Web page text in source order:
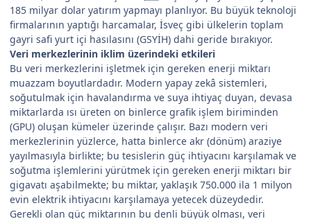
185 milyar dolar yatırım yapmayı planlıyor. Bu büyük teknoloji
firmalarının yaptığı harcamalar, İsveç gibi ülkelerin toplam
gayri safi yurt içi hasılasını (GSYİH) dahi geride bırakıyor.
Veri merkezlerinin iklim üzerindeki etkileri
Bu veri merkezlerini işletmek için gereken enerji miktarı
muazzam boyutlardadır. Modern yapay zekâ sistemleri,
soğutulmak için havalandırma ve suya ihtiyaç duyan, devasa
miktarlarda ısı üreten on binlerce grafik işlem biriminden
(GPU) oluşan kümeler üzerinde çalışır. Bazı modern veri
merkezlerinin yüzlerce, hatta binlerce akr (dönüm) araziye
yayılmasıyla birlikte; bu tesislerin güç ihtiyacını karşılamak ve
soğutma işlemlerini yürütmek için gereken enerji miktarı bir
gigavatı aşabilmekte; bu miktar, yaklaşık 750.000 ila 1 milyon
evin elektrik ihtiyacını karşılamaya yetecek düzeydedir.
Gerekli olan güç miktarının bu denli büyük olması, veri